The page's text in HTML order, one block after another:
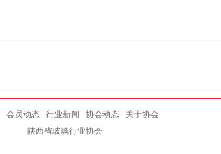
会员动态 行业新闻 协会动态
关于协会
陕西省玻璃行业协会